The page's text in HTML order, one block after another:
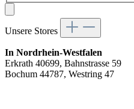
Unsere Stores
In Nordrhein-Westfalen
Erkrath 40699, Bahnstrasse 59
Bochum 44787, Westring 47